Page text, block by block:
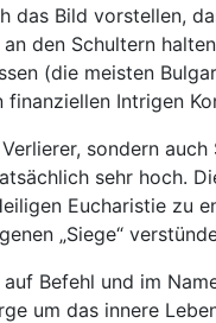
das Bild vorstellen,
den Schultern
(die meisten
Intrigen
sondern
sehr hoch.
Eucharistie zu
„Siege“
Befehl und im
um das innere